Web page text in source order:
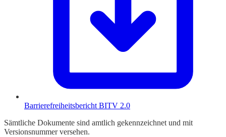
Barrierefreiheitsbericht BITV 2.0
Sämtliche Dokumente sind amtlich gekennzeichnet und mit
Versionsnummer versehen.